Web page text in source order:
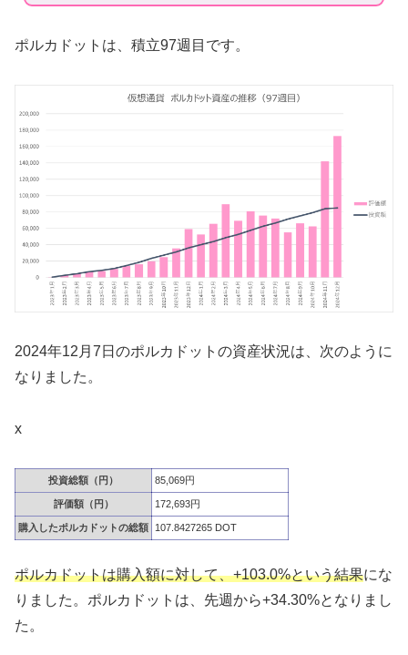
ポルカドットは、積立97週目です。
2024年12月7日のポルカドットの資産状況は、次のように
なりました。
x
投資総額（円） 85,069円
評価額（円） 172,693円
購入したポルカドットの総額 107.8427265 DOT
ポルカドットは購入額に対して、+103.0%という結果にな
りました。ポルカドットは、先週から+34.30%となりまし
た。